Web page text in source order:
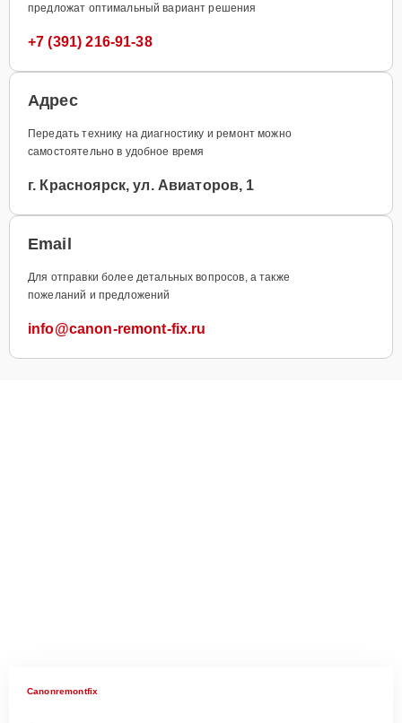
предложат оптимальный вариант решения
+7 (391) 216-91-38
Адрес
Передать технику на диагностику и ремонт можно
самостоятельно в удобное время
г. Красноярск, ул. Авиаторов, 1
Email
Для отправки более детальных вопросов, а также
пожеланий и предложений
info@canon-remont-fix.ru
Canonremontfix